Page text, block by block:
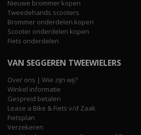
Nieuwe brommer kopen
Tweedehands scooters
Brommer onderdelen kopen
Scooter onderdelen kopen
Fiets onderdelen
VAN SEGGEREN TWEEWIELERS
Over ons | Wie zijn wij?
Winkel informatie
Gespreid betalen
Lease a Bike & Fiets v/d Zaak
Fietsplan
Verzekeren